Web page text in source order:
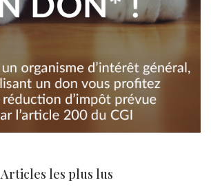
Articles les plus lus